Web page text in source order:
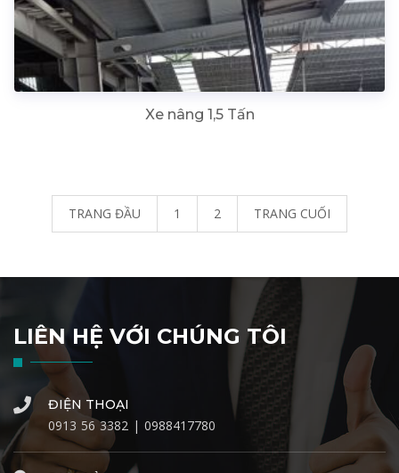
Xe nâng 1,5 Tấn
TRANG ĐẦU 1 2 TRANG CUỐI
LIÊN HỆ VỚI CHÚNG TÔI
ĐIỆN THOẠI
0913 56 3382 | 0988417780